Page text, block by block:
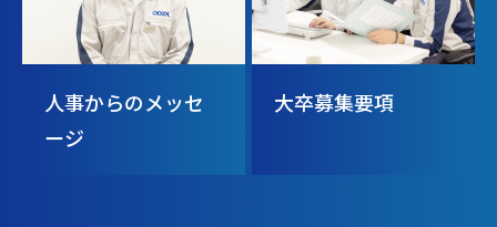
人事からのメッセ
ージ
大卒募集要項